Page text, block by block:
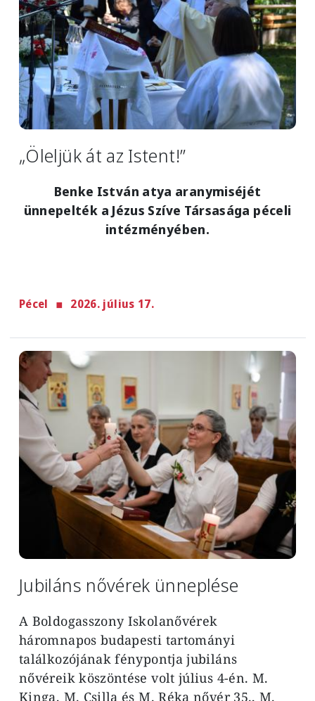
„Öleljük át az Istent!”
Benke István atya aranymiséjét
ünnepelték a Jézus Szíve Társasága péceli
intézményében.
Pécel 2026. július 17.
Image
Jubiláns nővérek ünneplése
A Boldogasszony Iskolanővérek
háromnapos budapesti tartományi
találkozójának fénypontja jubiláns
nővéreik köszöntése volt július 4-én. M.
Kinga, M. Csilla és M. Réka nővér 35., M.